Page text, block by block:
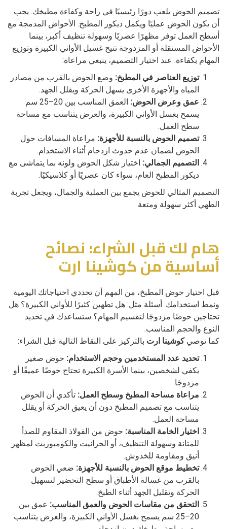
تصميم الحوض يلعب دورًا رئيسيًا في راحة وكفاءة مطبخك. يجب
أن يكون الحوض عمليًا ويكمل ديكور المطبخ. الأحواض المدمجة مع
أسطح العمل توفر مظهرًا عصريًا وسهولة تنظيف أكبر، بينما
الأحواض المستقلة أو المزدوجة تتيح غسيل الأواني الكبيرة وتوزيع
المهام بكفاءة. عند اختيار التصميم، ينبغي مراعاة:
توزيع العناصر في المطبخ: وضع الحوض بالقرب من مصادر
المياه والأجهزة الأخرى يسهل الحركة ويقلل الجهد.
عمق وعرض الحوض:
العمق المناسب بين 20–25 سم
يسمح بغسل الأواني الكبيرة، والعرض يتناسب مع مساحة
سطح العمل.
تصميم الحوض بالنسبة للأجهزة: مراعاة المسافات حول
الحوض لضمان عدم حدوث ازدحام أثناء الاستخدام.
التصميم الجمالي: اختيار شكل الحوض ولونه بما يتماشى مع
ديكور المطبخ العام، سواء كان عصريًا أو كلاسيكيًا.
التصميم المثالي للحوض يجمع بين العملية والجمال، ويجعل تجربة
الطهي أكثر سهولة ومتعة.
هام لك قبل الشراء: نصائح
أساسية من كوشينا ارت
قبل اختيار حوض المطبخ، من المهم أن تحددي احتياجاتك اليومية
ونمط استخدامك. أسئلة مثل: هل تطهين كثيرًا للأواني الكبيرة؟ هل
تحتاجين حوضًا مزدوجًا لتقسيم المهام؟ ستساعدك في تحديد
النوع والحجم المناسب.
كما توصيكوشينا ارت بالتركيز على النقاط التالية قبل الشراء:
تحديد عدد المستخدمين وحجم الاستخدام: حوض صغير
يكفي لشخصين، بينما الأسرة الكبيرة تحتاج حوضًا عميقًا أو
مزدوجًا.
مراعاة مساحة المطبخ وسطح العمل: تأكدي أن الحوض
يتناسب مع تصميم المطبخ دون أن يعيق الحركة أو يقلل
مساحة العمل.
اختيار الخامة المناسبة: حوض من الفولاذ المقاوم للصدأ
للمتانة وسهولة التنظيف، أو الجرانيت والكومبوزيت لمظهر
أنيق ومقاومة للخدوش.
تخطيط موقع الحوض بالنسبة للأجهزة: ضعي الحوض
بالقرب من غسالة الأطباق أو سطح التحضير لتسهيل
الحركة وتقليل الجهد أثناء الطبخ.
التحقق من مقاسات الحوض والعمق المناسب: عمق بين
20–25 سم يسمح بغسل الأواني الكبيرة، والعرض يتناسب